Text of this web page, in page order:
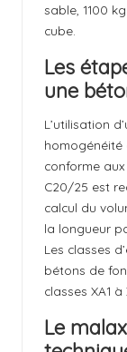
sable, 1100
cube.
Les
une
L’utilisation
homogénéité
conforme
C20/25 est
calcul du
la longueur
Les classes
bétons de
classes XA1
Le